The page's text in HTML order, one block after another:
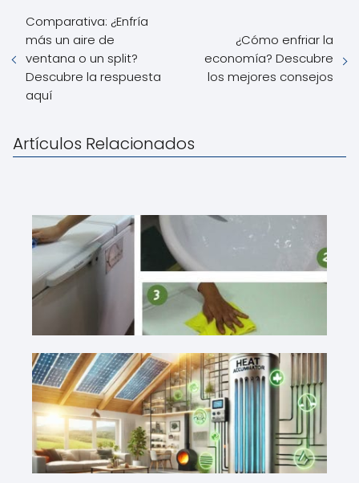
Comparativa: ¿Enfría
más un aire de
ventana o un split?
Descubre la respuesta
aquí
¿Cómo enfriar la
economía? Descubre
los mejores consejos
Artículos Relacionados